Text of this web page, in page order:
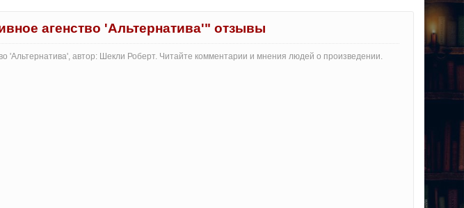
агенство 'Альтернатива'" отзывы
'Альтернатива', автор: Шекли Роберт. Читайте комментарии и мнения людей о произведении.